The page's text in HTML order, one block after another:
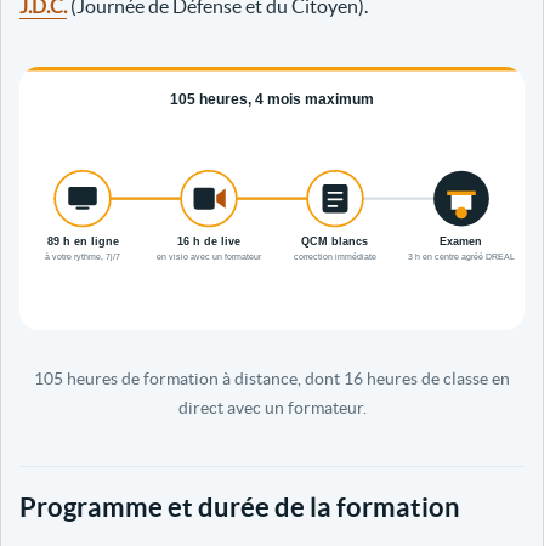
J.D.C.(Journée de Défense et du Citoyen).
105 heures de formation à distance, dont 16 heures de classe en
direct avec un formateur.
Programme et durée de la formation